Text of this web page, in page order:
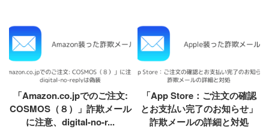
「Amazon.co.jpでのご注文:
COSMOS（８）」詐欺メール
に注意、digital-no-r...
「App Store：ご注文の確認
とお支払い完了のお知らせ」
詐欺メールの詳細と対処